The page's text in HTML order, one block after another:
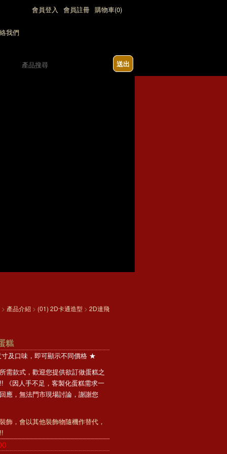
會員登入 會員註冊 購物車(0)
，七日內急單請勿下單(請來電詢問) 送出
> 產品介紹 > (01) 2D卡通造型 > 2D達飛
糕
及口味，即可顯示不同價格 ★
需款式，歡迎您提供欲訂做蛋糕之
《因人手不足，客製化蛋糕需求一
應，無法門市現場討論，謝謝您
飾，會以其他裝飾物隨機作替代，